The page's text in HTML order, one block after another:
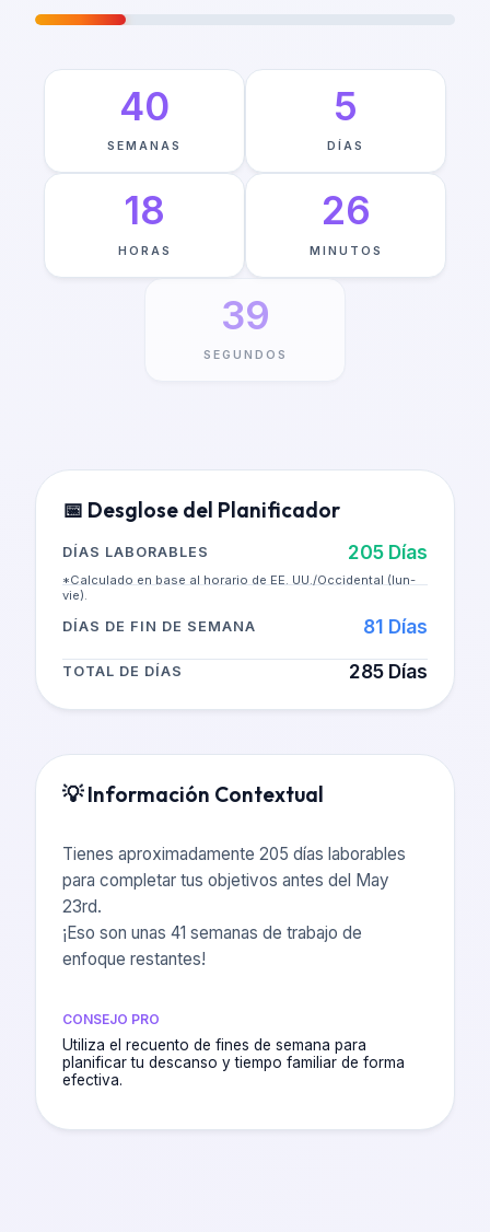
40
SEMANAS
5
DÍAS
18
HORAS
26
MINUTOS
38
SEGUNDOS
📅 Desglose del Planificador
DÍAS LABORABLES 205 Días
*Calculado en base al horario de EE. UU./Occidental (lun-
vie).
DÍAS DE FIN DE SEMANA 81 Días
TOTAL DE DÍAS 285 Días
💡Información Contextual
Tienes aproximadamente 205 días laborables
para completar tus objetivos antes del May
23rd.
¡Eso son unas 41 semanas de trabajo de
enfoque restantes!
CONSEJO PRO
Utiliza el recuento de fines de semana para
planificar tu descanso y tiempo familiar de forma
efectiva.